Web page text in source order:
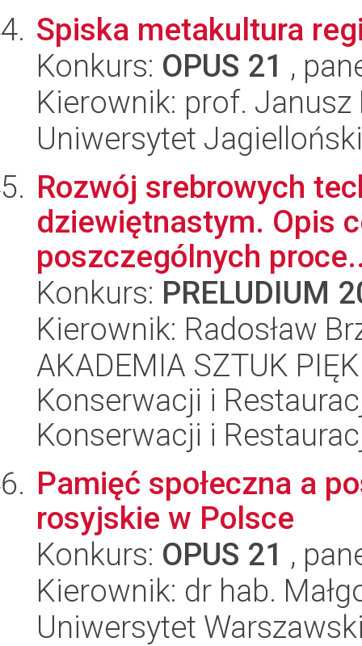
Spiska metakultura
Konkurs: OPUS 21 ,
Kierownik: prof. Janusz
Uniwersytet
Rozwój srebrowych
dziewiętnastym. Opis
poszczególnych
Konkurs: PRELUDIUM
Kierownik: Radosław
AKADEMIA SZTUK
Konserwacji i
Konserwacji i
Pamięć społeczna a
rosyjskie w Polsce
Konkurs: OPUS 21 ,
Kierownik: dr hab.
Uniwersytet